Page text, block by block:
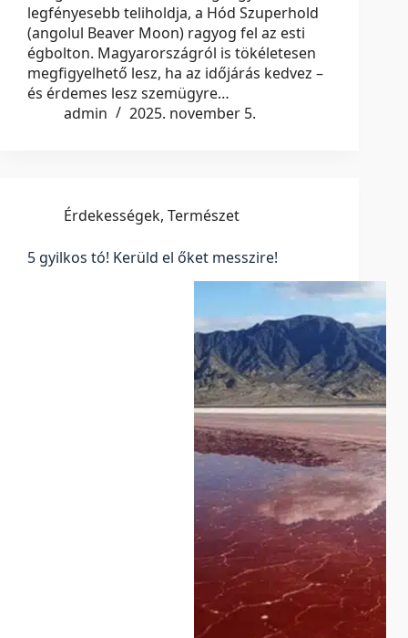
legfényesebb teliholdja, a Hód Szuperhold
(angolul Beaver Moon) ragyog fel az esti
égbolton. Magyarországról is tökéletesen
megfigyelhető lesz, ha az időjárás kedvez –
és érdemes lesz szemügyre…
admin
2025. november 5.
Érdekességek, Természet
5 gyilkos tó! Kerüld el őket messzire!